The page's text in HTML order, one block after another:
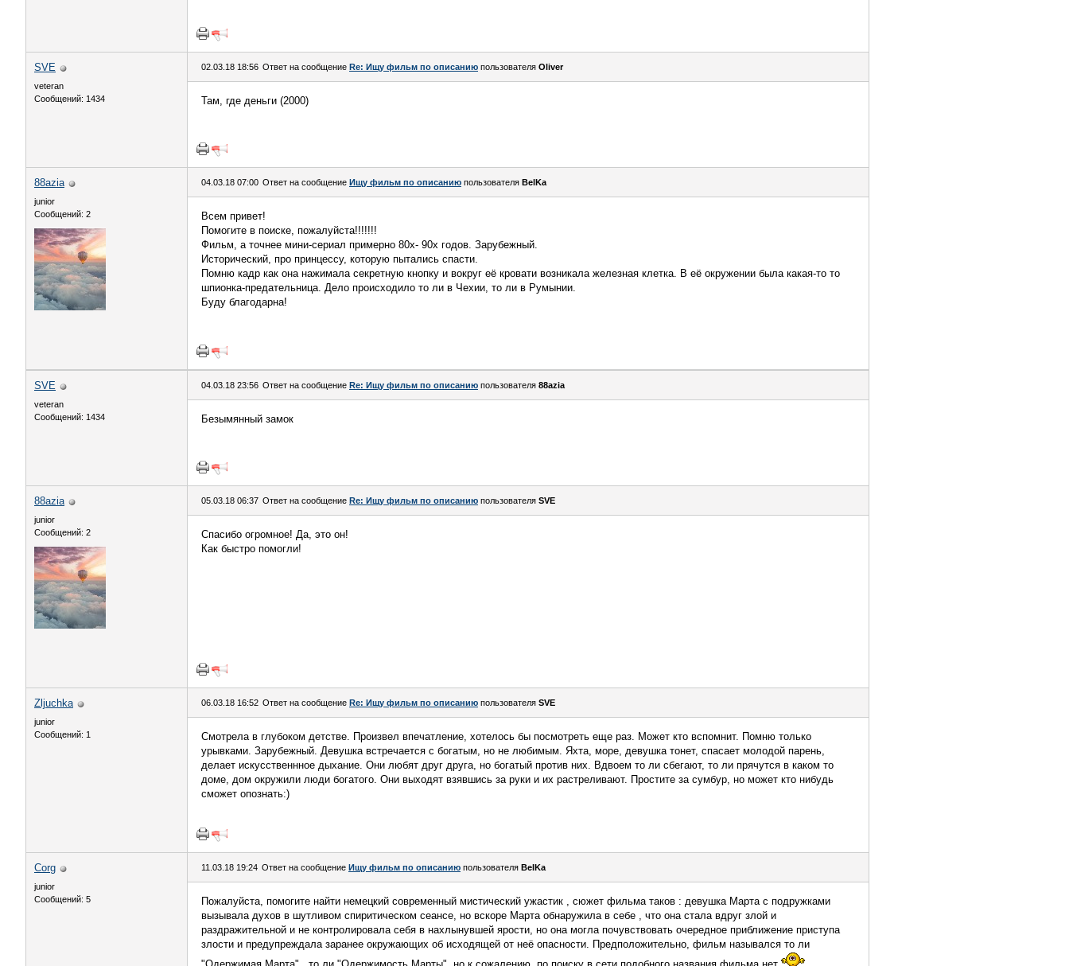
SVE
veteran
Сообщений: 1434
02.03.18 18:56 Ответ на сообщение Re: Ищу фильм по описанию пользователя Oliver
Там, где деньги (2000)
88azia
junior
Сообщений: 2
04.03.18 07:00 Ответ на сообщение Ищу фильм по описанию пользователя BelKa
Всем привет!
Помогите в поиске, пожалуйста!!!!!!!
Фильм, а точнее мини-сериал примерно 80х- 90х годов. Зарубежный.
Исторический, про принцессу, которую пытались спасти.
Помню кадр как она нажимала секретную кнопку и вокруг её кровати возникала железная клетка. В её окружении была какая-то то
шпионка-предательница. Дело происходило то ли в Чехии, то ли в Румынии.
Буду благодарна!
SVE
veteran
Сообщений: 1434
04.03.18 23:56 Ответ на сообщение Re: Ищу фильм по описанию пользователя 88azia
Безымянный замок
88azia
junior
Сообщений: 2
05.03.18 06:37 Ответ на сообщение Re: Ищу фильм по описанию пользователя SVE
Спасибо огромное! Да, это он!
Как быстро помогли!
Zljuchka
junior
Сообщений: 1
06.03.18 16:52 Ответ на сообщение Re: Ищу фильм по описанию пользователя SVE
Смотрела в глубоком детстве. Произвел впечатление, хотелось бы посмотреть еще раз. Может кто вспомнит. Помню только
урывками. Зарубежный. Девушка встречается с богатым, но не любимым. Яхта, море, девушка тонет, спасает молодой парень,
делает искусственнное дыхание. Они любят друг друга, но богатый против них. Вдвоем то ли сбегают, то ли прячутся в каком то
доме, дом окружили люди богатого. Они выходят взявшись за руки и их растреливают. Простите за сумбур, но может кто нибудь
сможет опознать:)
Corg
junior
Сообщений: 5
11.03.18 19:24 Ответ на сообщение Ищу фильм по описанию пользователя BelKa
Пожалуйста, помогите найти немецкий современный мистический ужастик , сюжет фильма таков : девушка Марта с подружками
вызывала духов в шутливом спиритическом сеансе, но вскоре Марта обнаружила в себе , что она стала вдруг злой и
раздражительной и не контролировала себя в нахлынувшей ярости, но она могла почувствовать очередное приближение приступа
злости и предупреждала заранее окружающих об исходящей от неё опасности. Предположительно, фильм назывался то ли